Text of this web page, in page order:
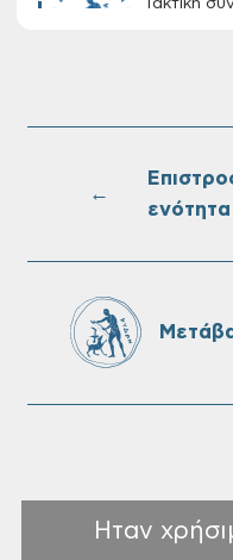
Τακτική
Πίνακες
Δήμου
←
ενότητα
Ηταν